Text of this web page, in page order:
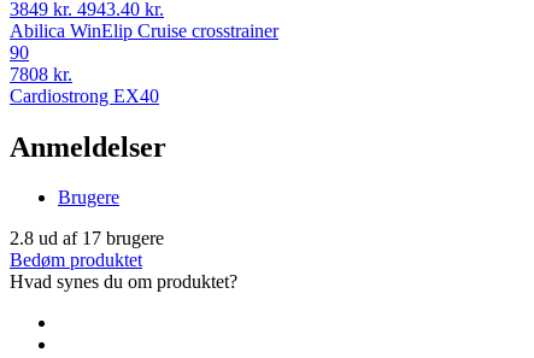
3849 kr. 4943.40 kr.
Abilica WinElip Cruise crosstrainer
90
7808 kr.
Cardiostrong EX40
Anmeldelser
Brugere
2.8 ud af 17 brugere
Bedøm produktet
Hvad synes du om produktet?